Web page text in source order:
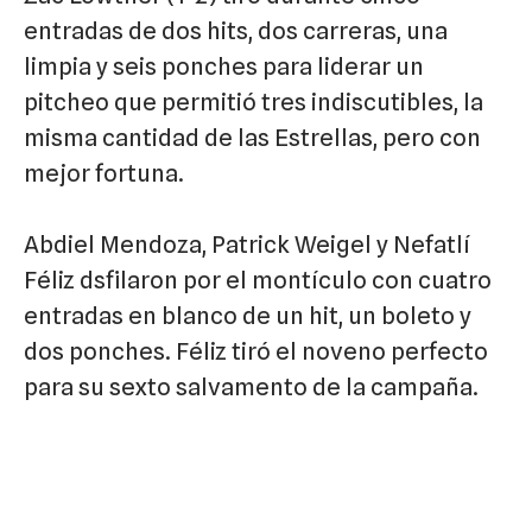
entradas de dos hits, dos carreras, una
limpia y seis ponches para liderar un
pitcheo que permitió tres indiscutibles, la
misma cantidad de las Estrellas, pero con
mejor fortuna.
Abdiel Mendoza, Patrick Weigel y Nefatlí
Féliz dsfilaron por el montículo con cuatro
entradas en blanco de un hit, un boleto y
dos ponches. Féliz tiró el noveno perfecto
para su sexto salvamento de la campaña.